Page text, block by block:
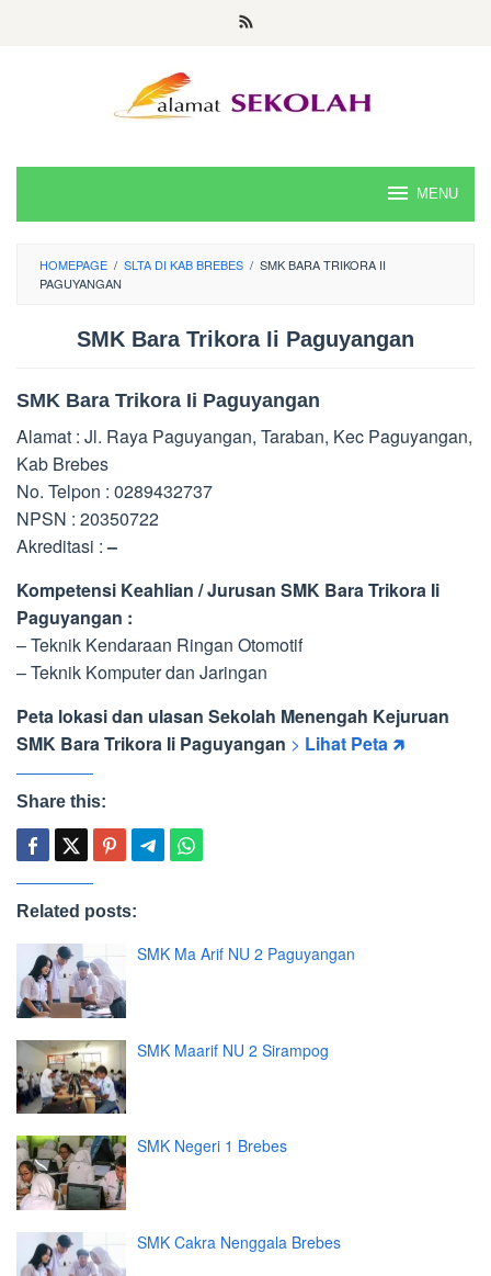
MENU
HOMEPAGE / SLTA DI KAB BREBES / SMK BARA TRIKORA II
PAGUYANGAN
SMK Bara Trikora Ii Paguyangan
SMK Bara Trikora Ii Paguyangan
Alamat : Jl. Raya Paguyangan, Taraban, Kec Paguyangan,
Kab Brebes
No. Telpon : 0289432737
NPSN : 20350722
Akreditasi :–
Kompetensi Keahlian / Jurusan SMK Bara Trikora Ii
Paguyangan :
– Teknik Kendaraan Ringan Otomotif
– Teknik Komputer dan Jaringan
Peta lokasi dan ulasan Sekolah Menengah Kejuruan
SMK Bara Trikora Ii Paguyangan > Lihat Peta 🡵
Share this:
Related posts:
SMK Ma Arif NU 2 Paguyangan
SMK Maarif NU 2 Sirampog
SMK Negeri 1 Brebes
SMK Cakra Nenggala Brebes